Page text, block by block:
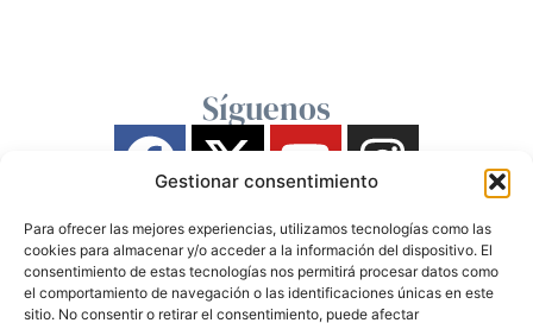
Gestionar consentimiento
Para ofrecer las mejores experiencias, utilizamos tecnologías como las
cookies para almacenar y/o acceder a la información del dispositivo. El
consentimiento de estas tecnologías nos permitirá procesar datos como
el comportamiento de navegación o las identificaciones únicas en este
sitio. No consentir o retirar el consentimiento, puede afectar
Síguenos